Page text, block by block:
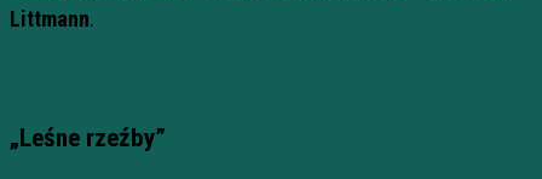
Littmann.
„Leśne rzeźby”